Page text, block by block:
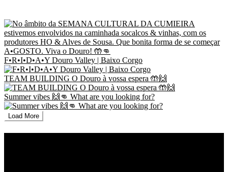
F•R•I•D•A•Y Douro Valley | Baixo Corgo
TEAM BUILDING O Douro à vossa espera 🤲🙌
Summer vibes 🙌👊 What are you looking for?
Load More